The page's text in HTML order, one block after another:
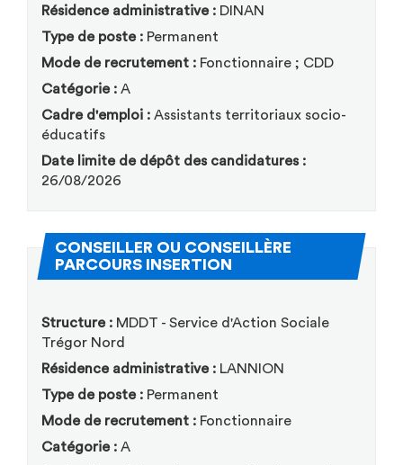
Résidence administrative : DINAN
Type de poste : Permanent
Mode de recrutement : Fonctionnaire ; CDD
Catégorie : A
Cadre d'emploi : Assistants territoriaux socio-
éducatifs
Date limite de dépôt des candidatures :
26/08/2026
CONSEILLER OU CONSEILLÈRE
PARCOURS INSERTION
Structure : MDDT - Service d'Action Sociale
Trégor Nord
Résidence administrative : LANNION
Type de poste : Permanent
Mode de recrutement : Fonctionnaire
Catégorie : A